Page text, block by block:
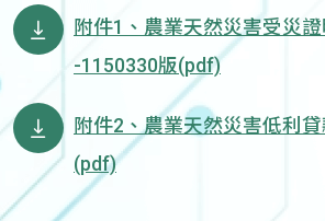
附件1、農業天然災害受災
-1150330版(pdf)
附件2、農業天然災害低利
(pdf)